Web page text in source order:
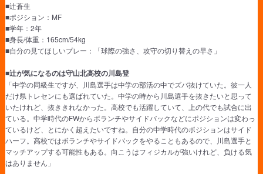
■辻蒼生
■ポジション：MF
■学年：2年
■身長/体重：165cm/54kg
■自分の見てほしいプレー：「球際の強さ、攻守の切り替えの早さ」
■辻が気になるのは守山北高校の川島登
「中学の同級生ですが、川島選手は中学の部活の中でズバ抜けていた。彼一人
だけ県トレセンにも選ばれていた。中学の時から川島選手を抜きたいと思って
いたけれど、抜ききれなかった。高校でも活躍していて、上の代でも試合に出
ている。中学時代のFWからボランチやサイドバックなどにポジションは変わっ
ているけど、とにかく超えたいですね。自分の中学時代のポジションはサイド
ハーフ。高校ではボランチやサイドバックをやることもあるので、川島選手と
マッチアップする可能性もある。向こうはフィジカルが強いけれど、負ける気
はありません」